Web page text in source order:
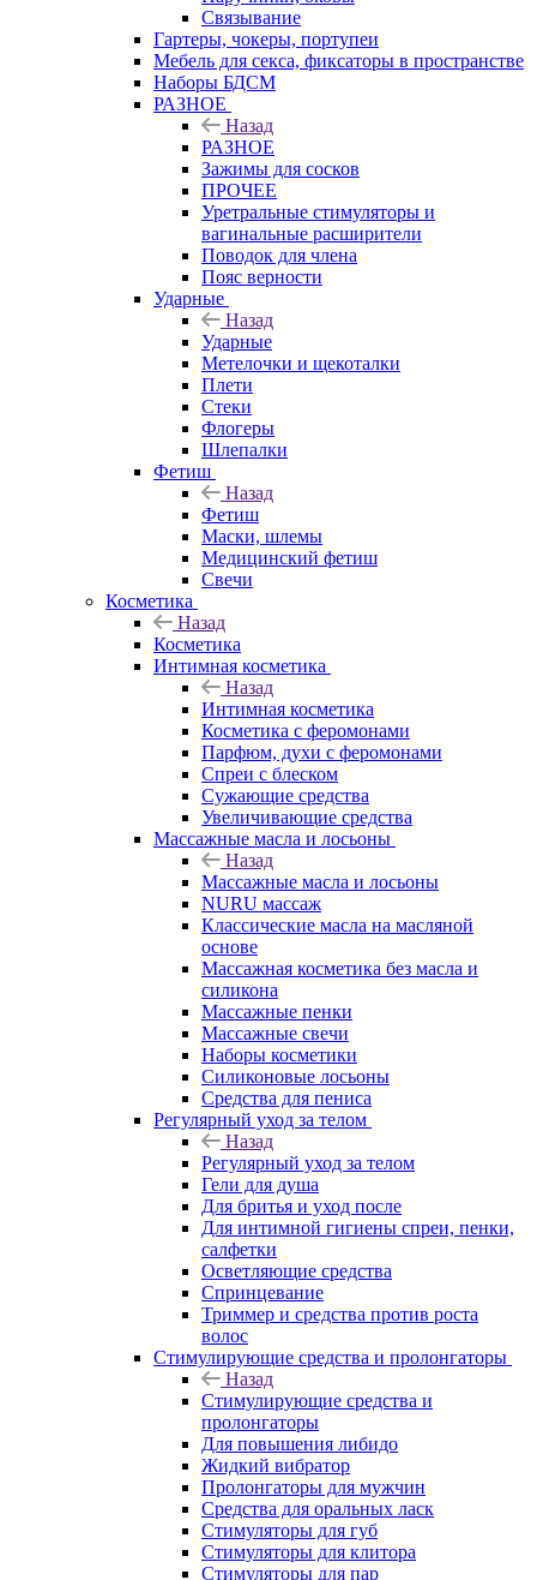
Связывание
Гартеры, чокеры, портупеи
Мебель для секса, фиксаторы в пространстве
Наборы БДСМ
РАЗНОЕ
Назад
РАЗНОЕ
Зажимы для сосков
ПРОЧЕЕ
Уретральные стимуляторы и
вагинальные расширители
Поводок для члена
Пояс верности
Ударные
Назад
Ударные
Метелочки и щекоталки
Плети
Стеки
Флогеры
Шлепалки
Фетиш
Назад
Фетиш
Маски, шлемы
Медицинский фетиш
Свечи
Косметика
Назад
Косметика
Интимная косметика
Назад
Интимная косметика
Косметика с феромонами
Парфюм, духи с феромонами
Спреи с блеском
Сужающие средства
Увеличивающие средства
Массажные масла и лосьоны
Назад
Массажные масла и лосьоны
NURU массаж
Классические масла на масляной
основе
Массажная косметика без масла и
силикона
Массажные пенки
Массажные свечи
Наборы косметики
Силиконовые лосьоны
Средства для пениса
Регулярный уход за телом
Назад
Регулярный уход за телом
Гели для душа
Для бритья и уход после
Для интимной гигиены спреи, пенки,
салфетки
Осветляющие средства
Спринцевание
Триммер и средства против роста
волос
Стимулирующие средства и пролонгаторы
Назад
Стимулирующие средства и
пролонгаторы
Для повышения либидо
Жидкий вибратор
Пролонгаторы для мужчин
Средства для оральных ласк
Стимуляторы для губ
Стимуляторы для клитора
Стимуляторы для пар